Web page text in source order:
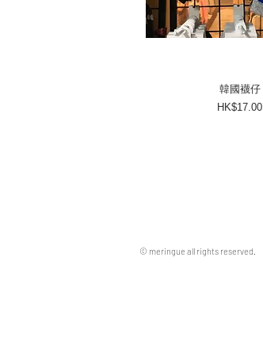
韓國襪仔
價格
HK$17.00
© meringue all rights reserved.